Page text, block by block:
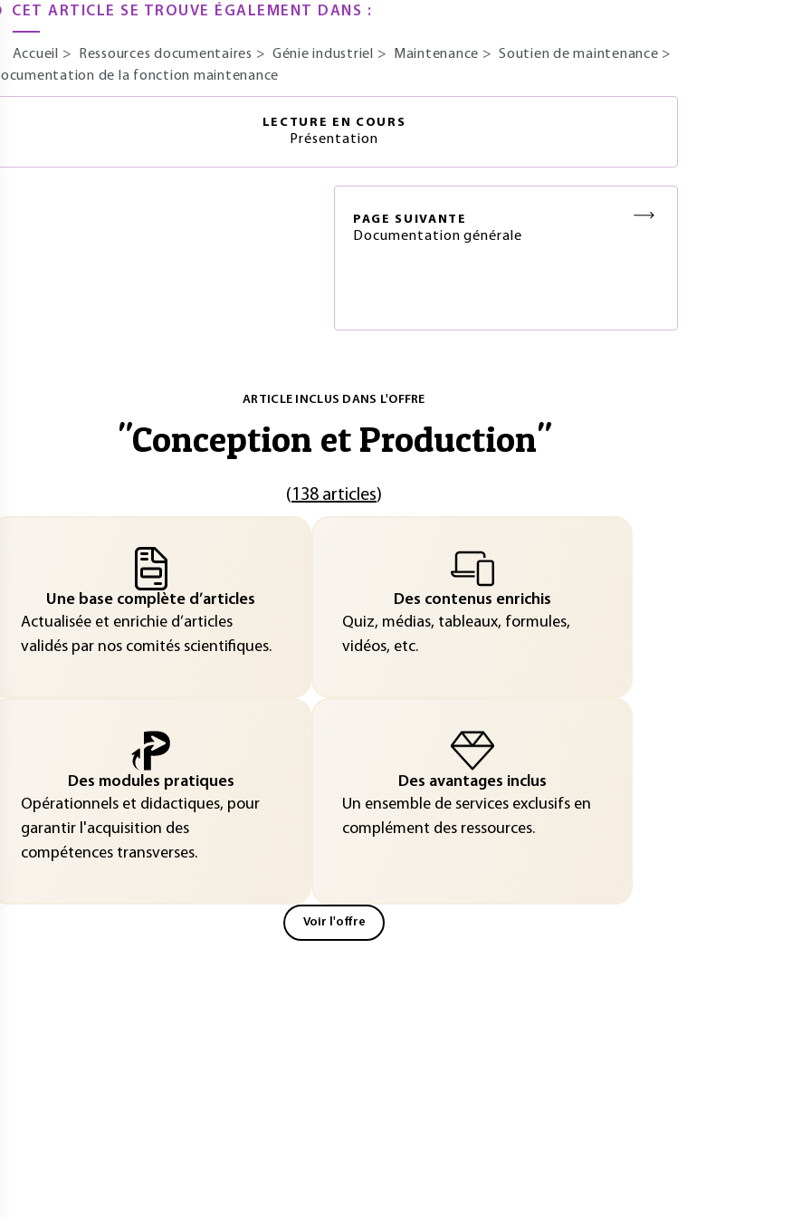
CET ARTICLE SE TROUVE ÉGALEMENT DANS :
Accueil > Ressources documentaires > Génie industriel > Maintenance > Soutien de maintenance >
de la fonction maintenance
LECTURE EN COURS
Présentation
PAGE SUIVANTE
Documentation générale
ARTICLE INCLUS DANS L'OFFRE
"Conception et Production"
(138 articles)
Une base complète d’articles
Actualisée et enrichie d’articles
validés par nos comités scientifiques.
Des contenus enrichis
Quiz, médias, tableaux, formules,
vidéos, etc.
Des modules pratiques
Opérationnels et didactiques, pour
garantir l'acquisition des
compétences transverses.
Des avantages inclus
Un ensemble de services exclusifs en
complément des ressources.
Voir l'offre